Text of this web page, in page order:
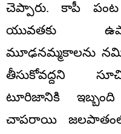
చెప్పారు. కాపీ
యువతకు
మూఢనమ్మకాలను
తీసుకోవద్దని
టూరిజానికి
చాపరాయి జలపాతంలో